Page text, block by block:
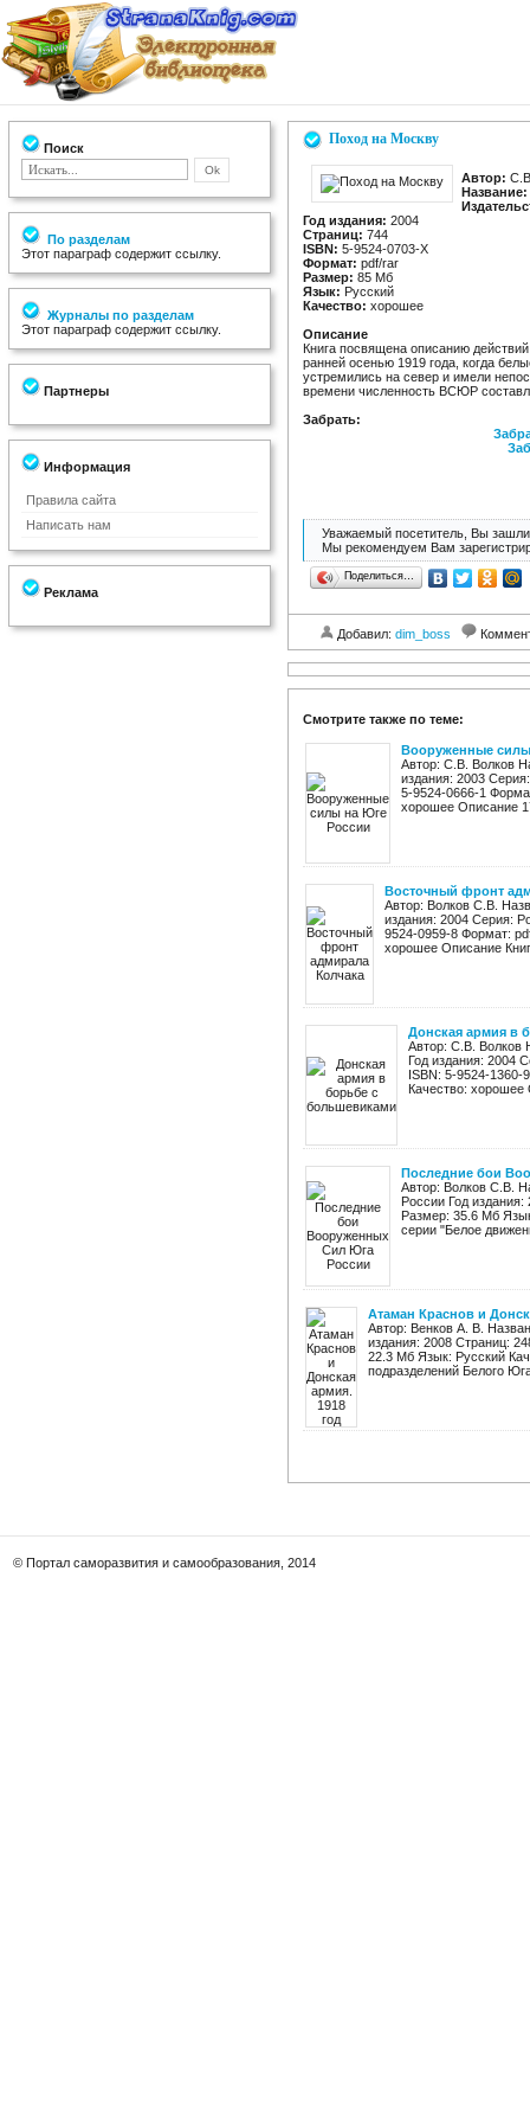
Поиск
По разделам
Этот параграф содержит ссылку.
Журналы по разделам
Этот параграф содержит ссылку.
Партнеры
Информация
Правила сайта
Написать нам
Реклама
Поход на Москву
Автор:
Название:
Год издания: 2004
Страниц: 744
ISBN: 5-9524-0703-X
Формат: pdf/rar
Размер: 85 Мб
Язык: Русский
Качество: хорошее
Описание
Книга посвящена описанию
ранней осенью 1919 года, когда
устремились на север и имели
времени численность ВСЮР
Забрать:
Уважаемый посетитель, Вы зашли
Мы рекомендуем Вам
Поделиться…
Добавил: dim_boss
Смотрите также по теме:
Вооруженные
Автор: С.В. Волков
издания: 2003
5-9524-0666-1
хорошее Описание
Восточный фронт
Автор: Волков С.В.
издания: 2004 Серия:
9524-0959-8 Формат:
хорошее Описание
Донская армия в
Автор: С.В. Волков
Год издания: 2004
ISBN: 5-9524-
Качество: хорошее
Последние бои
Автор: Волков С.В.
России Год
Размер: 35.6 Мб
серии "Белое
Атаман Краснов и
Автор: Венков А. В.
издания: 2008 Страниц:
22.3 Мб Язык: Русский
подразделений Белого
© Портал саморазвития и самообразования, 2014